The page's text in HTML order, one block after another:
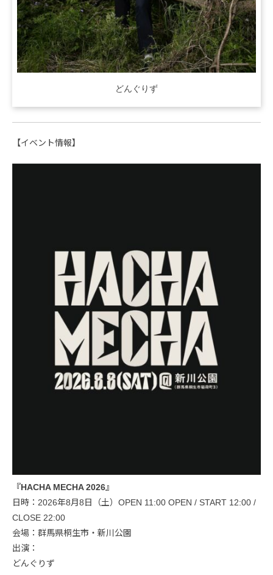
どんぐりず
【イベント情報】
『HACHA MECHA 2026』
日時：2026年8月8日（土）OPEN 11:00 OPEN / START 12:00 /
CLOSE 22:00
会場：群馬県桐生市・新川公園
出演：
どんぐりず